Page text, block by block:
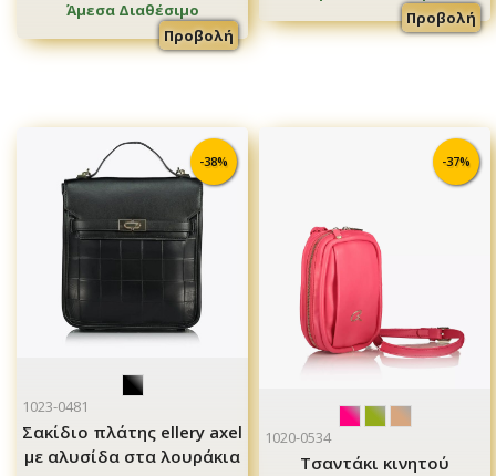
Άμεσα Διαθέσιμο
Προβολή
Προβολή
-38%
1023-0481
Σακίδιο πλάτης ellery axel
με αλυσίδα στα λουράκια
-37%
1020-0534
Τσαντάκι κινητού